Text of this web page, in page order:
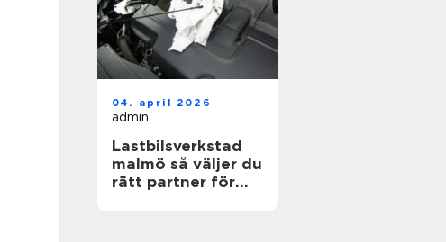
04. april 2026
admin
Lastbilsverkstad
malmö så väljer du
rätt partner för